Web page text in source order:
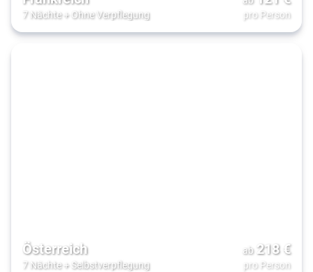
7 Nächte+ Ohne Verpflegung pro Person
Österreich
7 Nächte+ Selbstverpflegung
ab 218€
pro Person